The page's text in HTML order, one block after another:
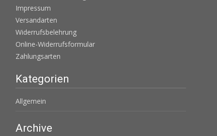
Impressum
Versandarten
Widerrufsbelehrung
Online-Widerrufsformular
Zahlungsarten
Kategorien
Allgemein
Archive